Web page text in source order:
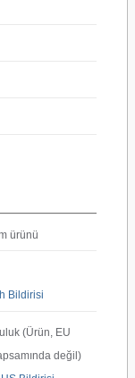
ürünü
Bildirisi
(Ürün, EU
değil)